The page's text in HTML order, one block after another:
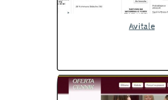
Avitale